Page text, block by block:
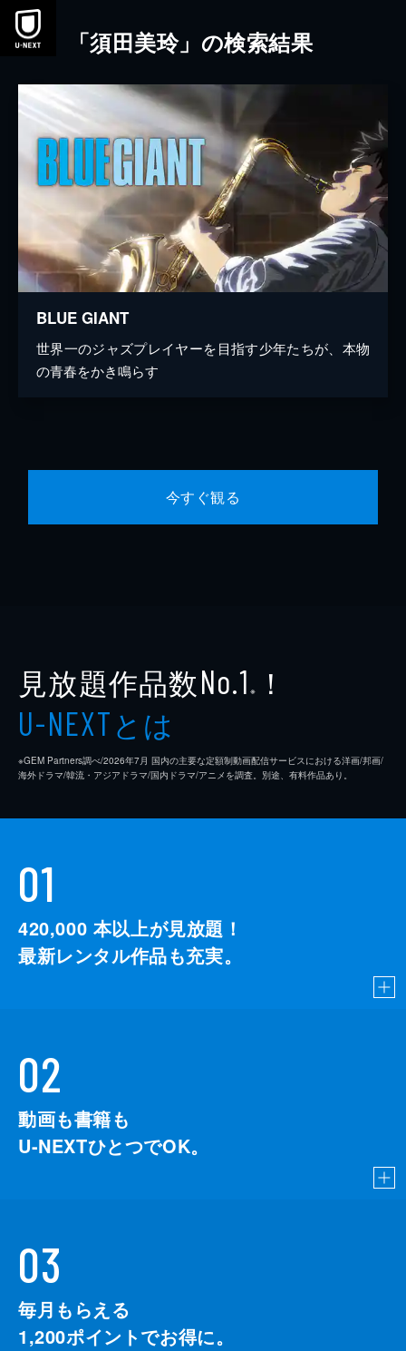
本文へスキップ
「須田美玲」の検索結果
BLUE GIANT
世界一のジャズプレイヤーを目指す少年たちが、本物
の青春をかき鳴らす
今すぐ観る
見放題作品数No.1 ※ ！
U-NEXTとは
※GEM Partners調べ/2026年7⽉ 国内の主要な定額制動画配信サービスにおける洋画/邦画/
海外ドラマ/韓流・アジアドラマ/国内ドラマ/アニメを調査。別途、有料作品あり。
01
420,000 本以上が見放題！
最新レンタル作品も充実。
02
動画も書籍も
U-NEXTひとつでOK。
03
毎月もらえる
1,200ポイントでお得に。